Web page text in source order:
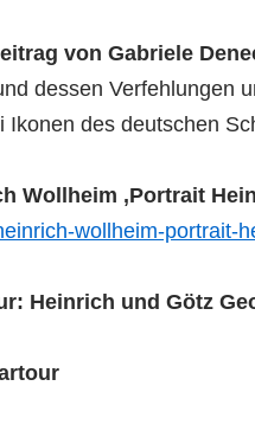
von Gabriele
dessen
des deutschen
Wollheim ‚Portrait
wollheim-portrait-
Heinrich und Götz